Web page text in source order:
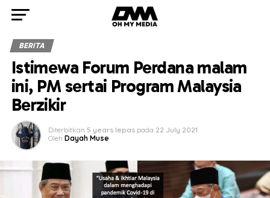
BERITA
Istimewa Forum Perdana malam
ini, PM sertai Program Malaysia
Berzikir
Diterbitkan 5 years lepas pada 22 July 2021
Oleh Dayah Muse